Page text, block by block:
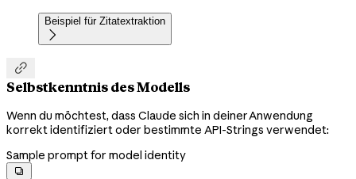
Beispiel für Zitatextraktion


Selbstkenntnis des Modells
Wenn du möchtest, dass Claude sich in deiner Anwendung
korrekt identifiziert oder bestimmte API-Strings verwendet:
Sample prompt for model identity
